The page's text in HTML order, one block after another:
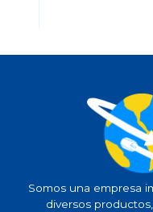
Somos una empresa
diversos